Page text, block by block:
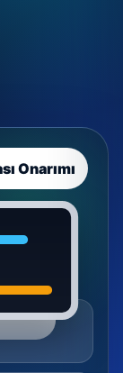
Onarımı